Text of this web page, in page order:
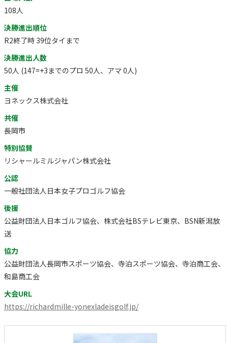
108人
決勝進出順位
R2終了時 39位タイまで
決勝進出人数
50人 (147=+3までのプロ 50人、アマ 0人)
主催
ヨネックス株式会社
共催
長岡市
特別協賛
リシャールミルジャパン株式会社
公認
一般社団法人日本女子プロゴルフ協会
後援
公益財団法人日本ゴルフ協会、株式会社BSテレビ東京、BSN新潟放
送
協力
公益財団法人長岡市スポーツ協会、寺泊スポーツ協会、寺泊商工会、
和島商工会
大会URL
https://richardmille-yonexladeisgolf.jp/